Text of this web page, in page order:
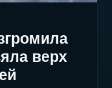
верх